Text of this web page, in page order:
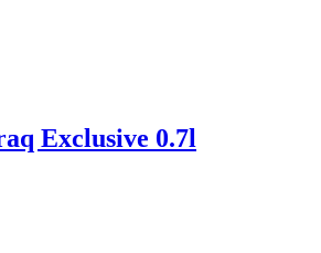
Exclusive 0.7l